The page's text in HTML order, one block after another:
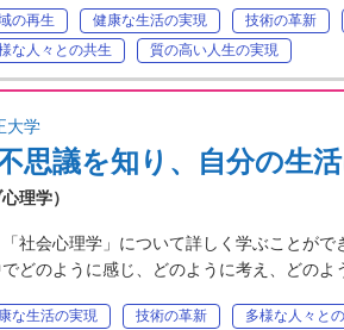
の再生 健康な生活の実現 技術の革新
な人々との共生
質の高い人生の実現
大学
思議を知り、自分の生
理学）
社会心理学」について詳しく学ぶことが
どのように感じ、どのように考え、どの
な生活の実現 技術の革新 多様な人々と